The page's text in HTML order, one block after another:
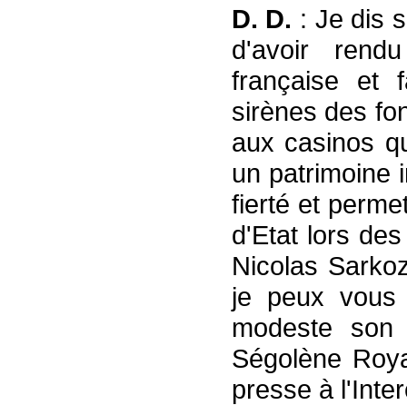
D. D. : Je dis
d'avoir
française et
sirènes des
aux casinos
un patrimoine
fierté et
d'Etat lors
Nicolas
je peux
modeste
Ségolène
presse à